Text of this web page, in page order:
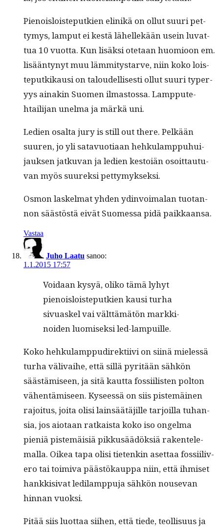
Pienois­lois­teputkien elinikä on ollut suuri pet­
tymys, lam­put ei kestä lähellekään usein luvat­
tua 10 vuot­ta. Kun lisäk­si ote­taan huomioon em.
lisään­tynyt muu läm­mi­tys­tarve, niin koko lois­
teputkikausi on taloudel­lis­es­ti ollut suuri type­r­
yys ainakin Suomen ilmas­tossa. Lamp­pute­
htail­i­jan unel­ma ja märkä uni.
Ledi­en osalta jury is still out there. Pelkään
suuren, jo yli satavuo­ti­aan hehku­lamp­puhui­
jauk­sen jatku­van ja ledi­en kestoiän osoit­tau­tu­
van myös suurek­si pettymykseksi.
Osmon laskel­mat yhden ydin­voimalan tuotan­
non säästöstä eivät Suomes­sa pidä paikkaansa.
Vastaa
Juho Laatu sanoo:
1.1.2015 17:57
Voidaan kysyä, oliko tämä lyhyt
pienois­lois­teputkien kausi turha
sivuaskel vai vält­tämätön markki­
noiden luomisek­si led-lampuille.
Koko hehku­lamp­pudi­rek­ti­ivi on siinä mielessä
turha väli­vai­he, että sil­lä pyritään sähkön
säästämiseen, ja sitä kaut­ta fos­si­ilis­ten polton
vähen­tämiseen. Kyseessä on siis pis­temäi­nen
rajoi­tus, joi­ta olisi lain­säätäjille tar­joil­la tuhan­
sia, jos aio­taan ratkaista koko iso ongel­ma
pieniä pis­temäisiä pikkusäädök­siä rak­en­tele­
mal­la. Oikea tapa olisi tietenkin aset­taa fos­si­iliv­
ero tai toimi­va päästökaup­pa niin, että ihmiset
han­kki­si­vat ledil­amp­pu­ja sähkön nou­se­van
hin­nan vuoksi.
Pitää siis luot­taa siihen, että tiede, teol­lisu­us ja